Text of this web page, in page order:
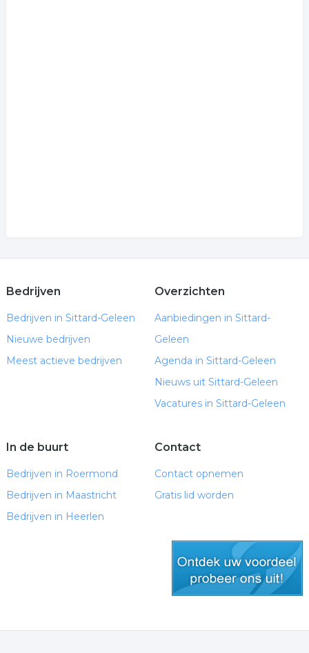
Bedrijven
Bedrijven in Sittard-Geleen
Nieuwe bedrijven
Meest actieve bedrijven
Overzichten
Aanbiedingen in Sittard-
Geleen
Agenda in Sittard-Geleen
Nieuws uit Sittard-Geleen
Vacatures in Sittard-Geleen
In de buurt
Bedrijven in Roermond
Bedrijven in Maastricht
Bedrijven in Heerlen
Contact
Contact opnemen
Gratis lid worden